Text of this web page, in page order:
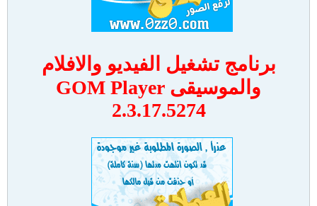
برنامج تشغيل الفيديو والافلام
والموسيقى GOM Player
2.3.17.5274